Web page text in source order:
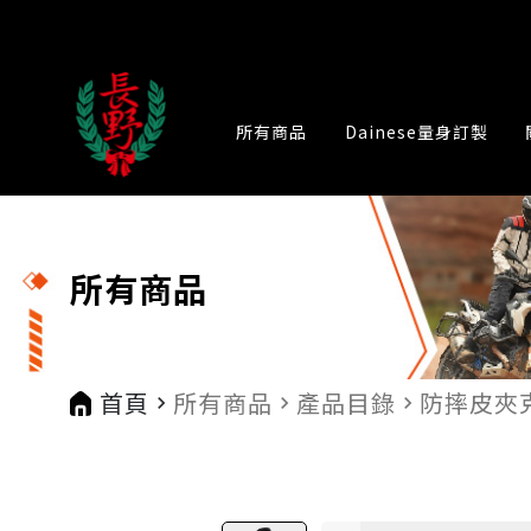
所有商品 Dainese量身訂製
所有商品
首頁 navigate_next 所有商品 navigate_next 產品目錄 navigate_next 防摔皮夾